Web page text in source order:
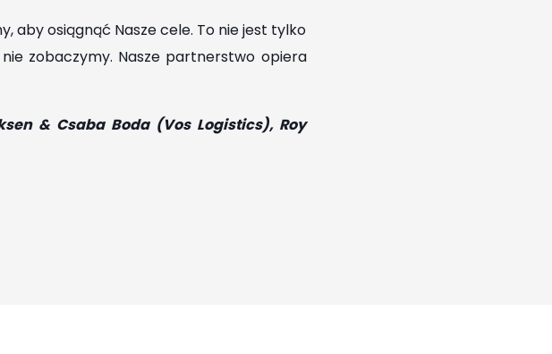
aby osiągnąć Nasze cele. To nie jest tylko
zobaczymy. Nasze partnerstwo opiera
& Csaba Boda (Vos Logistics), Roy